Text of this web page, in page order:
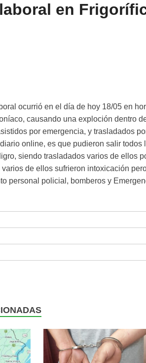
en
ocurrió en el día de hoy 18/05 en
causando una exploción dentro
por emergencia, y trasladados
online, es que pudieron salir
siendo trasladados varios de ellos
de ellos sufrieron intoxicación
personal policial, bomberos y